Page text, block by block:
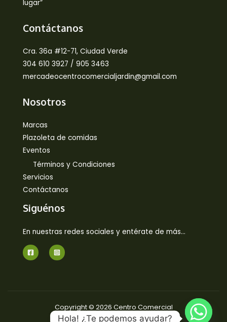
lugar”
Contáctanos
Cra. 36a #12-71, Ciudad Verde
304 610 3927 / 905 3463
mercadeocentrocomercialjardin@gmail.com
Nosotros
Marcas
Plazoleta de comidas
Eventos
Términos y Condiciones
Servicios
Contáctanos
Siguénos
En nuestras redes sociales y entérate de más…
Copyright © 2026 Centro Comercial
Hola! ¿Te podemos ayudar?